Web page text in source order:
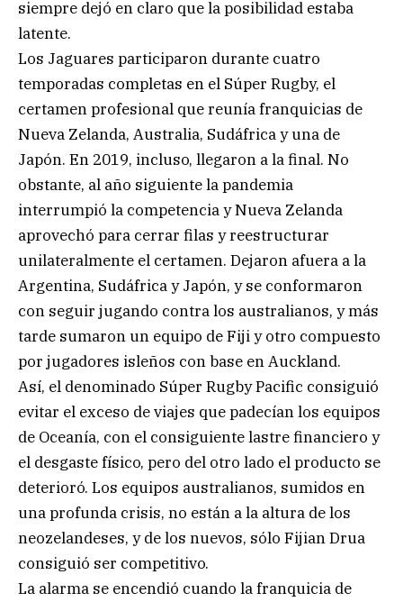
siempre dejó en claro que la posibilidad estaba
latente.
Los Jaguares participaron durante cuatro
temporadas completas en el Súper Rugby, el
certamen profesional que reunía franquicias de
Nueva Zelanda, Australia, Sudáfrica y una de
Japón. En 2019, incluso, llegaron a la final. No
obstante, al año siguiente la pandemia
interrumpió la competencia y Nueva Zelanda
aprovechó para cerrar filas y reestructurar
unilateralmente el certamen. Dejaron afuera a la
Argentina, Sudáfrica y Japón, y se conformaron
con seguir jugando contra los australianos, y más
tarde sumaron un equipo de Fiji y otro compuesto
por jugadores isleños con base en Auckland.
Así, el denominado Súper Rugby Pacific consiguió
evitar el exceso de viajes que padecían los equipos
de Oceanía, con el consiguiente lastre financiero y
el desgaste físico, pero del otro lado el producto se
deterioró. Los equipos australianos, sumidos en
una profunda crisis, no están a la altura de los
neozelandeses, y de los nuevos, sólo Fijian Drua
consiguió ser competitivo.
La alarma se encendió cuando la franquicia de